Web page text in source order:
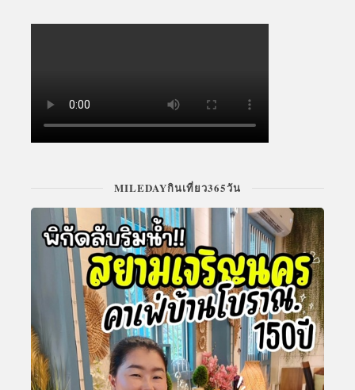
MILEDAYกินเที่ยว365วัน